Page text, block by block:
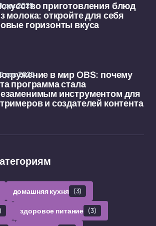
приготовления блюд
молока: откройте для себя
горизонты вкуса
дек 2025
в мир OBS: почему
программа стала
инструментом для
и создателей контента
дек 2025
домашняя кухня (3)
здоровое питание (3)